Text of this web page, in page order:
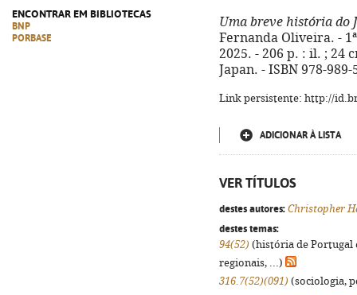
ENCONTRAR EM BIBLIOTECAS
BNP
PORBASE
Uma breve história do
Fernanda Oliveira. -
2025. - 206 p. : il. ; 24
Japan. - ISBN 978-989-
Link persistente: http://
ADICIONAR À LISTA
VER TÍTULOS
destes autores: Christopher
destes temas:
94(52) (história de Portugal
regionais, ...)
316.7(52)(091) (sociologia,